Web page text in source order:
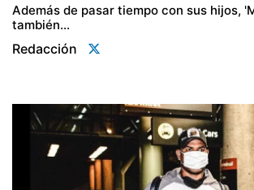
Además de pasar tiempo con sus hijos,
también...
Redacción